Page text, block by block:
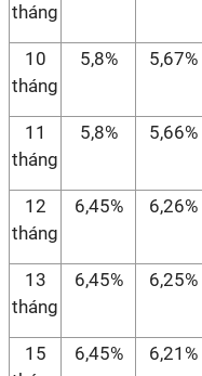
tháng
10
tháng
5,8% 5,67%
11
tháng
5,8% 5,66%
12
tháng
6,45% 6,26%
13
tháng
6,45% 6,25%
15
6,45% 6,21%